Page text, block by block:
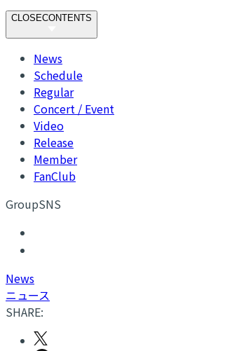
CLOSECONTENTS
News
Schedule
Regular
Concert / Event
Video
Release
Member
FanClub
GroupSNS
News
ニュース
SHARE: